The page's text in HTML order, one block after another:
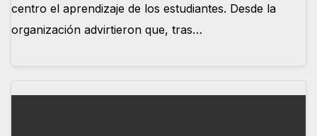
centro el aprendizaje de los estudiantes. Desde la
organización advirtieron que, tras…